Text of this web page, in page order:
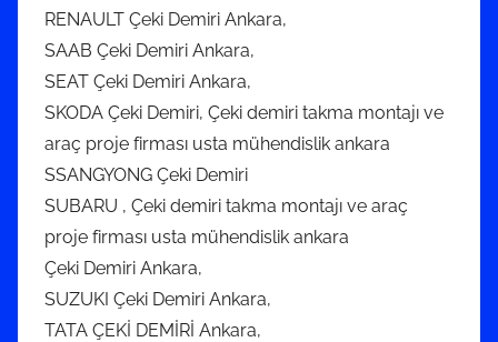
RENAULT Çeki Demiri Ankara,
SAAB Çeki Demiri Ankara,
SEAT Çeki Demiri Ankara,
SKODA Çeki Demiri, Çeki demiri takma montajı ve
araç proje firması usta mühendislik ankara
SSANGYONG Çeki Demiri
SUBARU , Çeki demiri takma montajı ve araç
proje firması usta mühendislik ankara
Çeki Demiri Ankara,
SUZUKI Çeki Demiri Ankara,
TATA ÇEKİ DEMİRİ Ankara,